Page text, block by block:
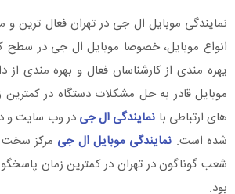
نمایندگی موبایل ال جی در تهران فعال ترین و
انواع موبایل، خصوصا موبایل ال جی در سطح
یهره مندی از کارشناسان فعال و بهره مندی از
موبایل قادر به حل مشکلات دستگاه در
های ارتباطی با نمایندگی ال جی در وب سایت و
شده است. نمایندگی موبایل ال جی مرکز سخت
شعب گوناگون در تهران در کمترین زمان
بود.